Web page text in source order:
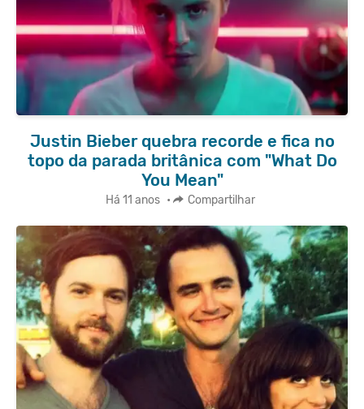
Justin Bieber quebra recorde e fica no
topo da parada britânica com "What Do
You Mean"
Há 11 anos • Compartilhar